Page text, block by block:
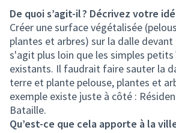
De quoi s’agit-il ? Décrivez votre
Créer une surface végétalisée
plantes et arbres) sur la dalle
s'agit plus loin que les simples
existants. Il faudrait faire sauter la
terre et plante pelouse, plantes et
exemple existe juste à côté :
Bataille.
Qu’est-ce que cela apporte à la